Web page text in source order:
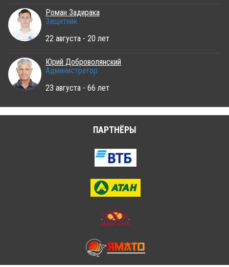
Роман Задирака
Защитник
22 августа - 20 лет
Юрий Доброволянский
Администратор
23 августа - 66 лет
ПАРТНЁРЫ